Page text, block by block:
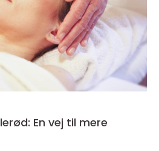
En vej til mere